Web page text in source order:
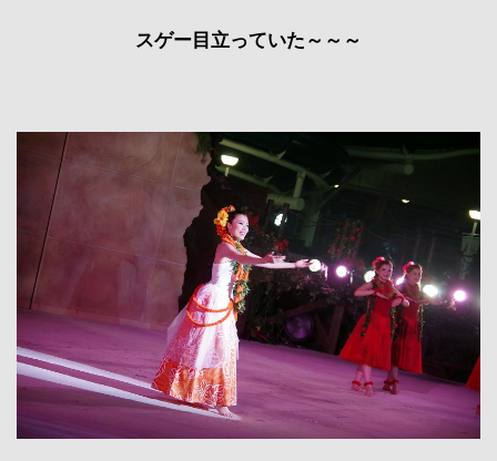
スゲー目立っていた～～～